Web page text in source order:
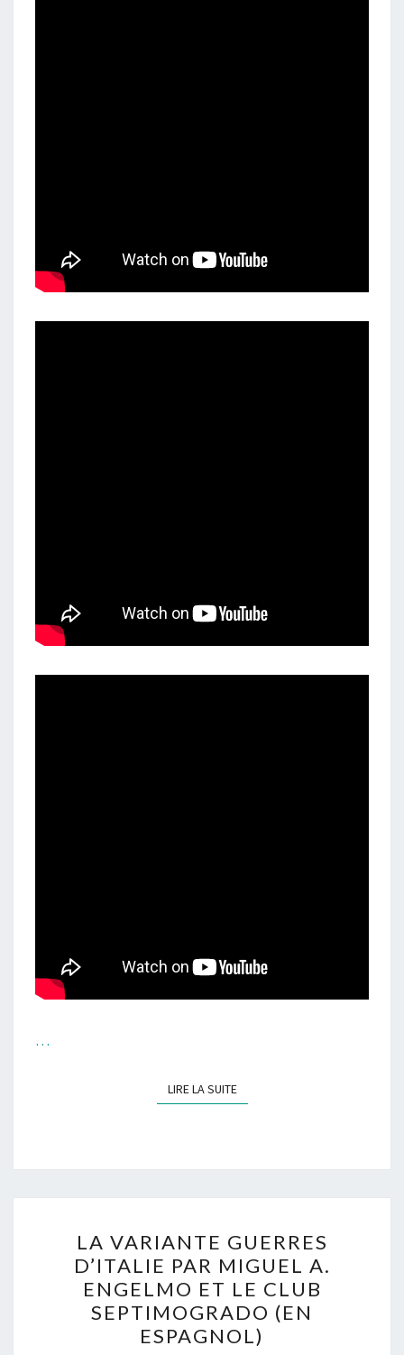
…
LIRE LA SUITELIRE LA SUITE
VARIANTE
GUERRES
D’ITALIE
PAR
MIGUEL
LA VARIANTE GUERRES
D’ITALIE PAR MIGUEL A.
ENGELMO ET LE CLUB
SEPTIMOGRADO (EN
ESPAGNOL)